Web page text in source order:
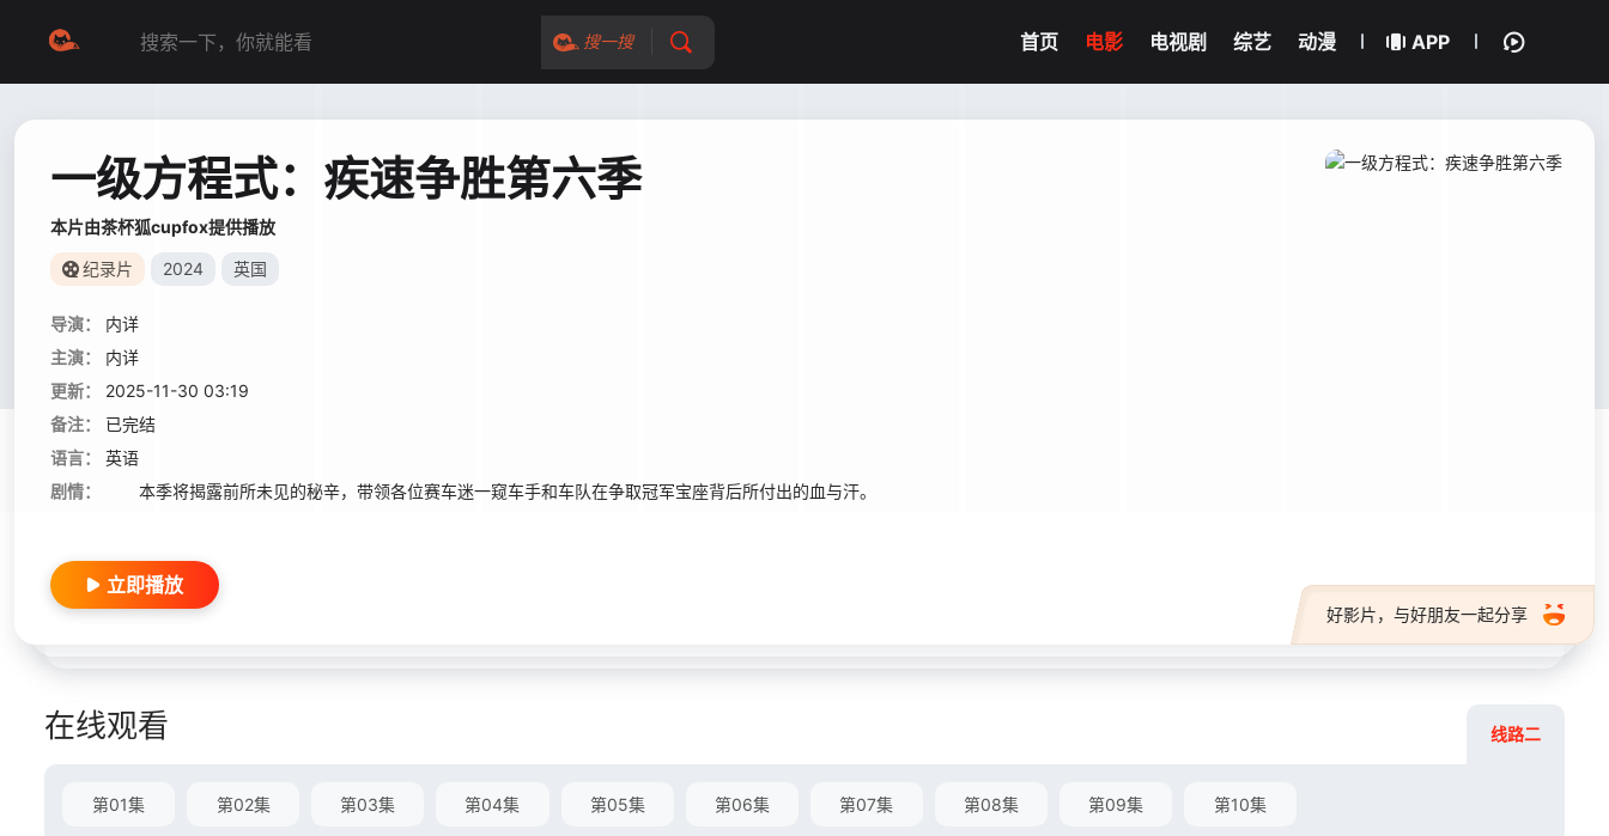
搜一搜 首页 电影 电视剧 综艺 动漫 APP
一级方程式：疾速争胜第六季
本片由茶杯狐cupfox提供播放
纪录片 2024 英国
导演：
内详
主演：
内详
更新：
2025-11-30 03:19
备注：
已完结
语言：
英语
剧情：
本季将揭露前所未见的秘辛，带领各位赛车迷一窥车手和车队在争取冠军宝座背后所付出的血与汗。
好影片，与好朋友一起分享
立即播放
在线观看 线路二
第01集 第02集 第03集 第04集 第05集 第06集 第07集 第08集 第09集 第10集